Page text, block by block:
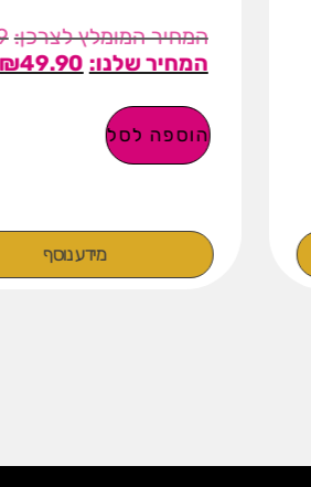
₪49.90
הוספה לסל
מידע נוסף